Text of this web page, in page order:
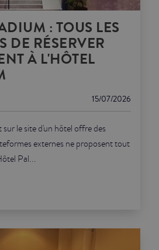
: TOUS LES
DE RÉSERVER
À L'HÔTEL
15/07/2026
le site d'un hôtel offre des
externes ne proposent tout
Pal...